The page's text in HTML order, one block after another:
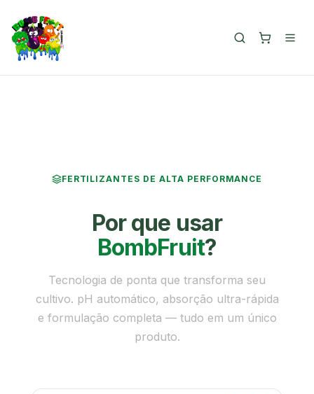
FERTILIZANTES DE ALTA PERFORMANCE
Por que usar
BombFruit?
Tecnologia de ponta que transforma seu
cultivo. pH automático, absorção ultra-rápida
e formulação completa — tudo em um único
produto.